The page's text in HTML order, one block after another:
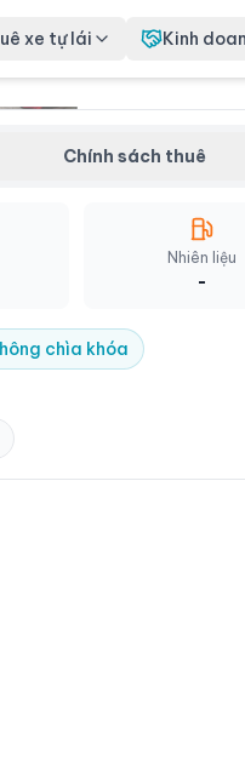
xe tự lái Kinh
lái Quận Bình Tân
năng an toàn tiên tiến. Xe đáp ứng
cầu từ cá nhân đến gia đình
nghiệp. Phù hợp với nhu cầu di
Chính sách thuê
Nhiên liệu
-
chìa khóa